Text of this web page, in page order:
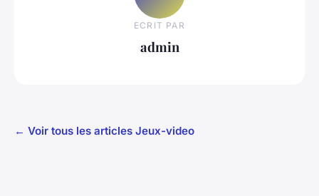
ECRIT PAR
admin
← Voir tous les articles Jeux-video